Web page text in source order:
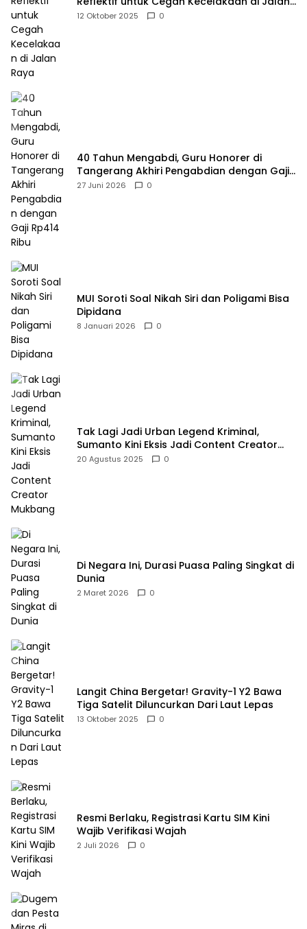
Raya
12 Oktober 2025 0
40 Tahun Mengabdi, Guru Honorer di
Tangerang Akhiri Pengabdian dengan Gaji
Rp414 Ribu
27 Juni 2026 0
MUI Soroti Soal Nikah Siri dan Poligami Bisa
Dipidana
8 Januari 2026 0
Tak Lagi Jadi Urban Legend Kriminal,
Sumanto Kini Eksis Jadi Content Creator
Mukbang
20 Agustus 2025 0
Di Negara Ini, Durasi Puasa Paling Singkat di
Dunia
2 Maret 2026 0
Langit China Bergetar! Gravity-1 Y2 Bawa
Tiga Satelit Diluncurkan Dari Laut Lepas
13 Oktober 2025 0
Resmi Berlaku, Registrasi Kartu SIM Kini
Wajib Verifikasi Wajah
2 Juli 2026 0